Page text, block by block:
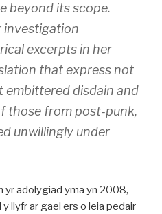
beyond its scope.
investigation
excerpts in her
that express not
embittered disdain and
those from post-punk,
unwillingly under
yr adolygiad yma yn 2008,
llyfr ar gael ers o leia pedair